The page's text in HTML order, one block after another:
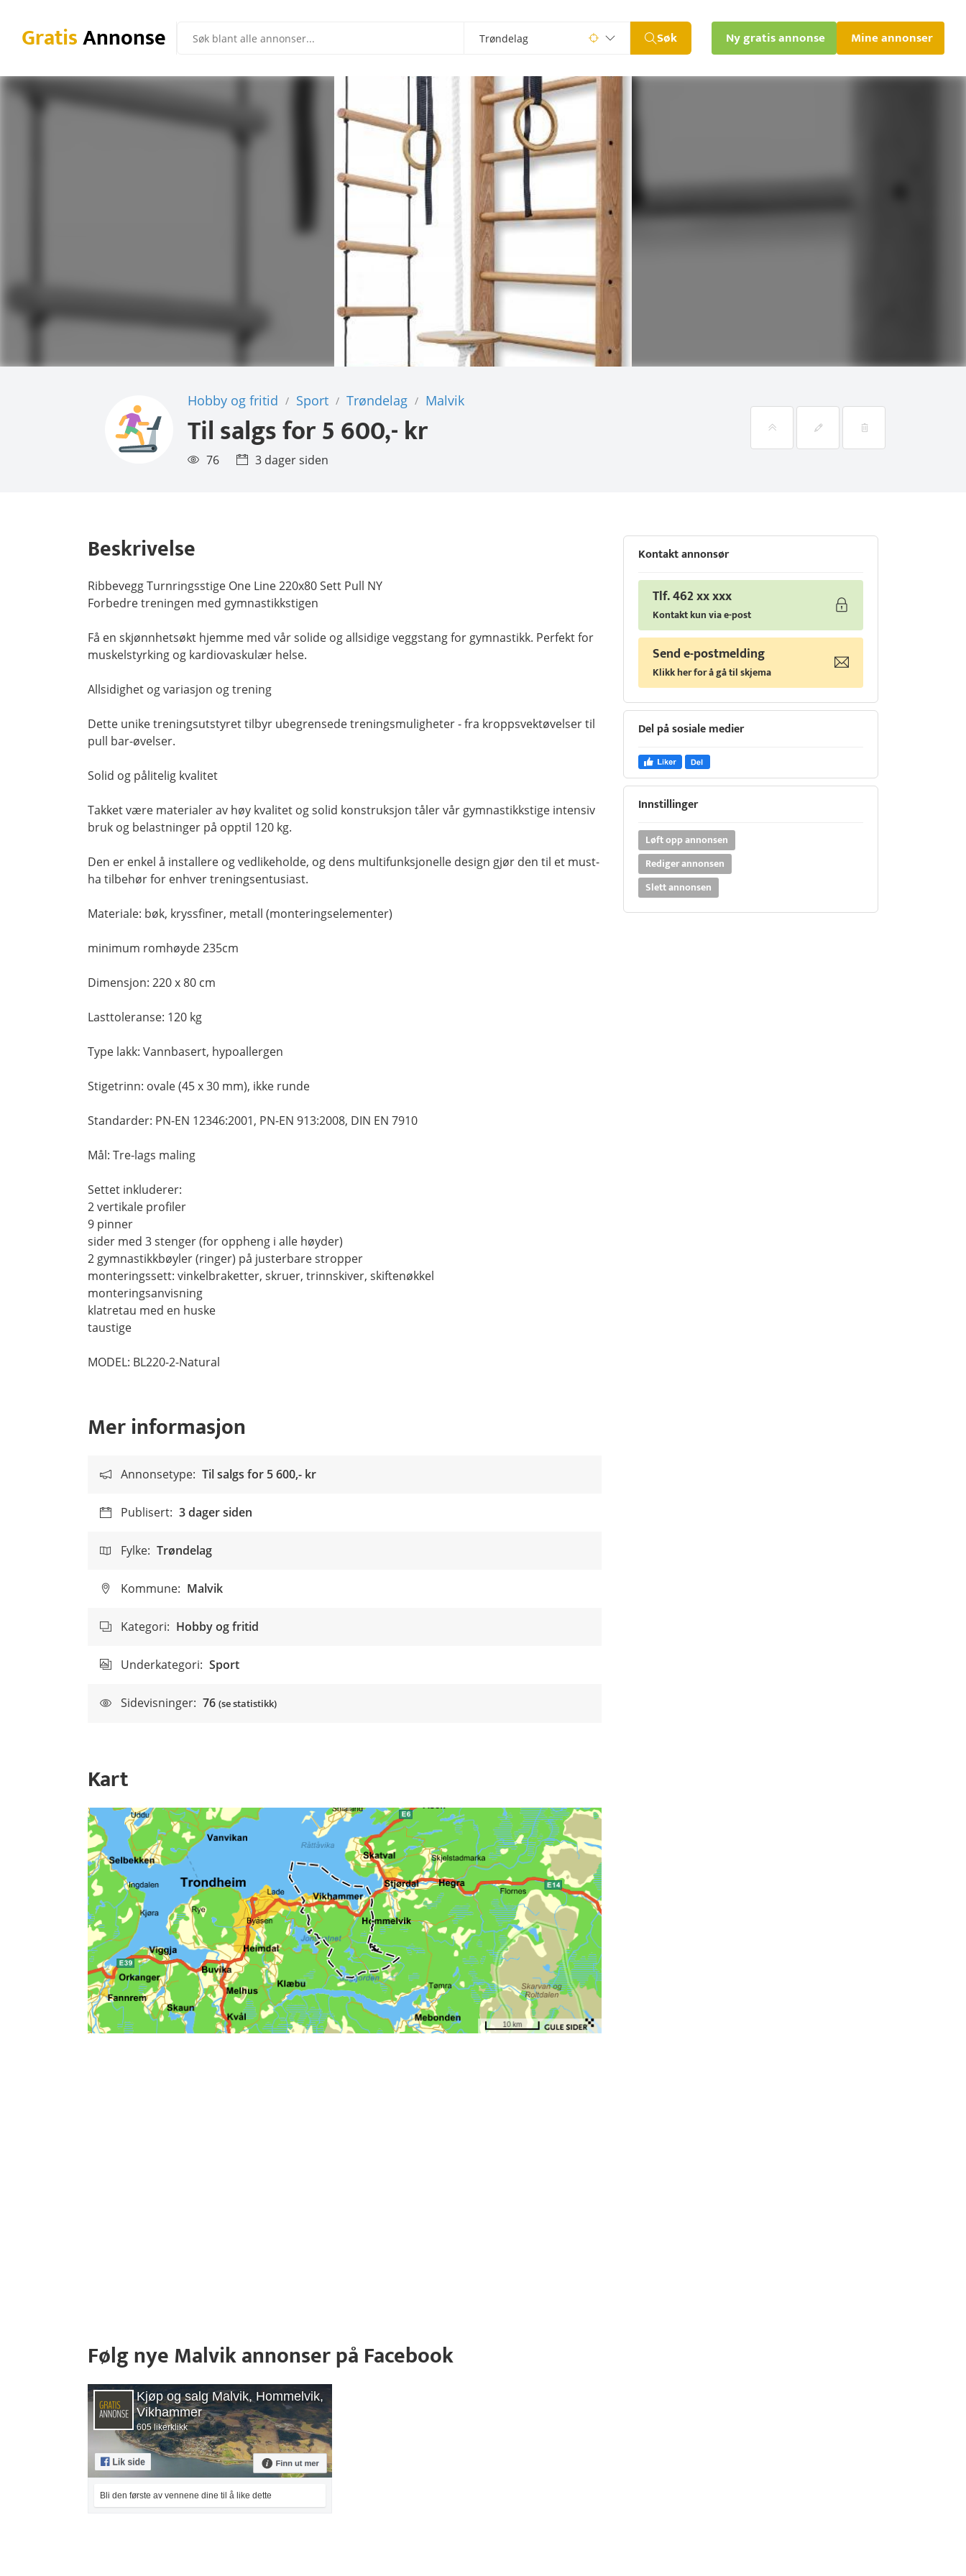
GratisAnnonse Søk Ny gratis annonse Mine annonser
Hobby og fritid / Sport / Trøndelag / Malvik
Til salgs for5 600,- kr
76 3 dager siden
Beskrivelse
Ribbevegg Turnringsstige One Line 220x80 Sett Pull NY
Forbedre treningen med gymnastikkstigen
Få en skjønnhetsøkt hjemme med vår solide og allsidige veggstang for gymnastikk. Perfekt for
muskelstyrking og kardiovaskulær helse.
Allsidighet og variasjon og trening
Dette unike treningsutstyret tilbyr ubegrensede treningsmuligheter - fra kroppsvektøvelser til
pull bar-øvelser.
Solid og pålitelig kvalitet
Takket være materialer av høy kvalitet og solid konstruksjon tåler vår gymnastikkstige intensiv
bruk og belastninger på opptil 120 kg.
Den er enkel å installere og vedlikeholde, og dens multifunksjonelle design gjør den til et must-
ha tilbehør for enhver treningsentusiast.
Materiale: bøk, kryssfiner, metall (monteringselementer)
minimum romhøyde 235cm
Dimensjon: 220 x 80 cm
Lasttoleranse: 120 kg
Type lakk: Vannbasert, hypoallergen
Stigetrinn: ovale (45 x 30 mm), ikke runde
Standarder: PN-EN 12346:2001, PN-EN 913:2008, DIN EN 7910
Mål: Tre-lags maling
Settet inkluderer:
2 vertikale profiler
9 pinner
sider med 3 stenger (for oppheng i alle høyder)
2 gymnastikkbøyler (ringer) på justerbare stropper
monteringssett: vinkelbraketter, skruer, trinnskiver, skiftenøkkel
monteringsanvisning
klatretau med en huske
taustige
MODEL: BL220-2-Natural
Mer informasjon
Annonsetype: Til salgs for 5 600,- kr
Publisert: 3 dager siden
Fylke: Trøndelag
Kommune: Malvik
Kategori: Hobby og fritid
Underkategori: Sport
Sidevisninger: 76 (se statistikk)
Kart
Kontakt annonsør
Tlf. 462 xx xxx
Kontakt kun via e-post
Send e-postmelding
Klikk her for å gå til skjema
Del på sosiale medier
Innstillinger
Løft opp annonsen
Rediger annonsen
Slett annonsen
Følg nye Malvik annonser på Facebook
Kjøp og salg Malvik, Hommelvik,
Vikhammer
605 likerklikk
Bli den første av vennene dine til å like dette